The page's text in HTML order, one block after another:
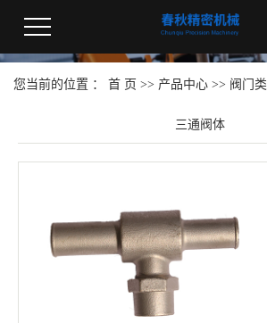
您当前的位置 ： 首 页 >> 产品中心 >> 阀门类
三通阀体